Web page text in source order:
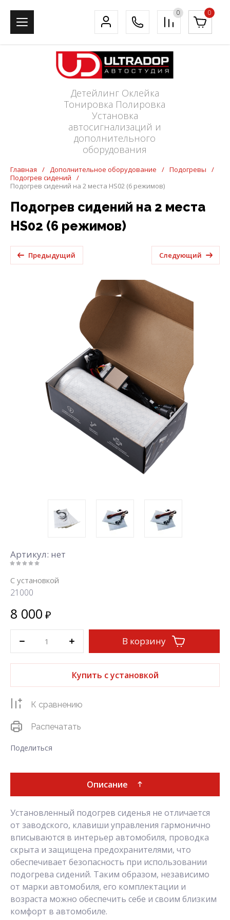
0 0
Детейлинг Оклейка
Тонировка Полировка
Установка
автосигнализаций и
дополнительного
оборудования
Главная / Дополнительное оборудование / Подогревы
/
Подогрев сидений
/
Подогрев сидений на 2 места HS02 (6 режимов)
Подогрев сидений на 2 места
HS02 (6 режимов)
Предыдущий Следующий
Артикул: нет
С установкой
21000
8 000 ₽
В корзину
Купить с установкой
К сравнению
Поделиться
Распечатать
Описание
Установленный подогрев сиденья не отличается
от заводского, клавиши управления гармонично
вписываются в интерьер автомобиля, проводка
скрыта и защищена предохранителями, что
обеспечивает безопасность при использовании
подогрева сидений. Таким образом, независимо
от марки автомобиля, его комплектации и
возраста можно обеспечить себе и своим близким
комфорт в автомобиле.